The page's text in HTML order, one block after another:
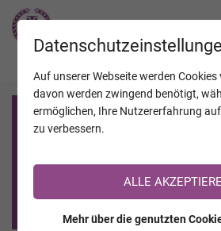
Registrierung auf
Sie sind noch nicht auf
>> zur kostenlosen
Auf unserer Webseite werden
davon werden zwingend benötigt,
ermöglichen, Ihre Nutzererfahrung
zu verbessern.
ALLE
Mehr über die genutzten
JAHRESTAGE KALENDER